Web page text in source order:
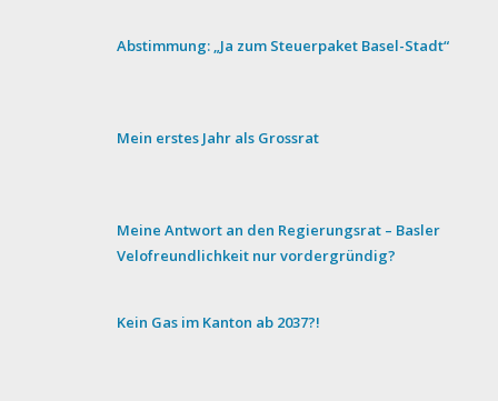
Abstimmung: „Ja zum Steuerpaket Basel-Stadt“
Mein erstes Jahr als Grossrat
Meine Antwort an den Regierungsrat – Basler
Velofreundlichkeit nur vordergründig?
Kein Gas im Kanton ab 2037?!